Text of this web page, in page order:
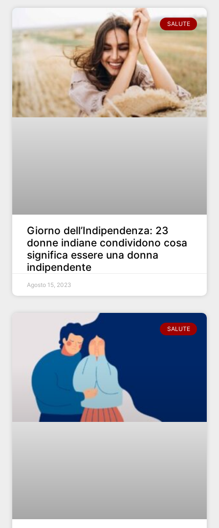
SALUTE
Giorno dell’Indipendenza: 23
donne indiane condividono cosa
significa essere una donna
indipendente
Agosto 15, 2023
SALUTE